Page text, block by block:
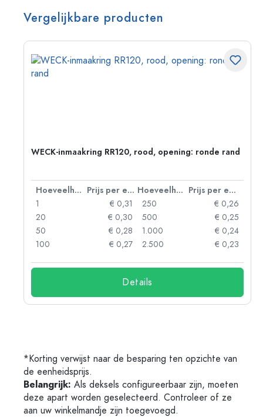
Vergelijkbare producten
WECK-inmaakring RR120, rood, opening: ronde rand
Hoeveelheid Prijs per eenheid Hoeveelheid
Prijs per eenheid
1
€ 0,31
20
€ 0,30
50
€ 0,28
100
€ 0,27
250
€ 0,26
500
€ 0,25
1.000
€ 0,24
2.500
€ 0,23
Details
*Korting verwijst naar de besparing ten opzichte van
de eenheidsprijs.
Belangrijk: Als deksels configureerbaar zijn, moeten
deze apart worden geselecteerd. Controleer of ze
aan uw winkelmandje zijn toegevoegd.